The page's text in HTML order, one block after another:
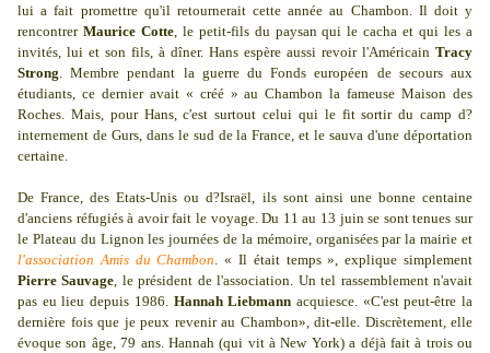
lui a fait promettre qu'il retournerait cette année au Chambon. Il doit y
rencontrer Maurice Cotte, le petit-fils du paysan qui le cacha et qui les a
invités, lui et son fils, à dîner. Hans espère aussi revoir l'Américain Tracy
Strong. Membre pendant la guerre du Fonds européen de secours aux
étudiants, ce dernier avait « créé » au Chambon la fameuse Maison des
Roches. Mais, pour Hans, c'est surtout celui qui le fit sortir du camp d?
internement de Gurs, dans le sud de la France, et le sauva d'une déportation
certaine.
De France, des Etats-Unis ou d?Israël, ils sont ainsi une bonne centaine
d'anciens réfugiés à avoir fait le voyage. Du 11 au 13 juin se sont tenues sur
le Plateau du Lignon les journées de la mémoire, organisées par la mairie et
l'association Amis du Chambon. « Il était temps », explique simplement
Pierre Sauvage, le président de l'association. Un tel rassemblement n'avait
pas eu lieu depuis 1986. Hannah Liebmann acquiesce. «C'est peut-être la
dernière fois que je peux revenir au Chambon», dit-elle. Discrètement, elle
évoque son âge, 79 ans. Hannah (qui vit à New York) a déjà fait à trois ou